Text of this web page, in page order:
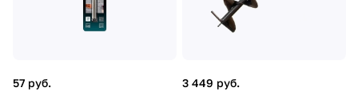
57 руб. 3 449 руб.